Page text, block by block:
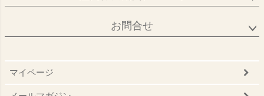
お問合せ
マイページ